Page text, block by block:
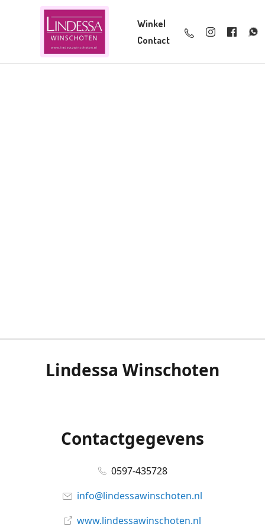
Winkel
Contact
Lindessa Winschoten
Contactgegevens
0597-435728
info@lindessawinschoten.nl
www.lindessawinschoten.nl